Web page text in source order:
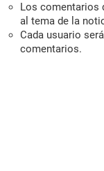
Los comentarios
al tema de la
Cada usuario
comentarios.